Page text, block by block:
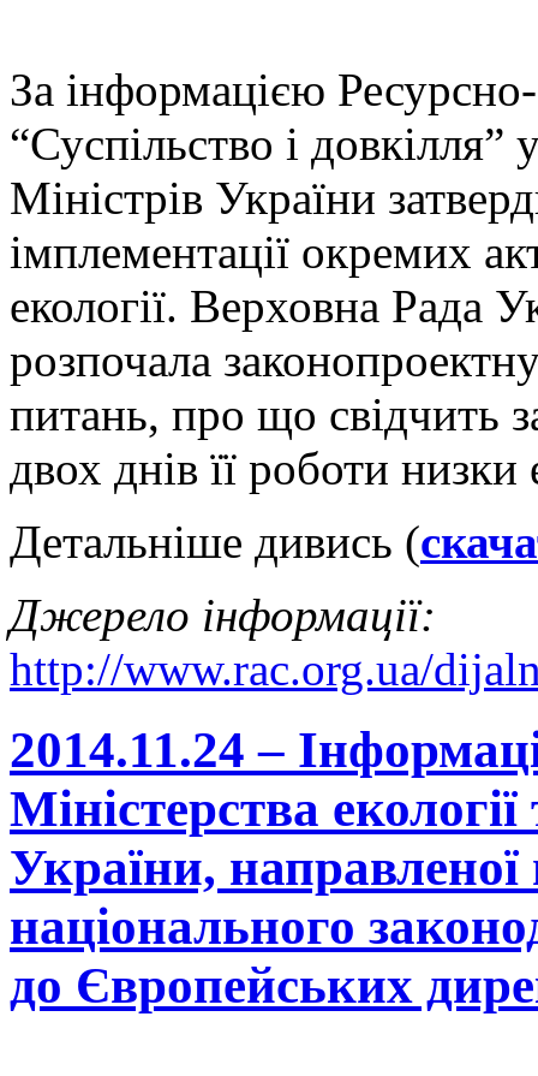
За інформацією
“Суспільство і довкілля”
Міністрів України
імплементації окремих
екології. Верховна Рада
розпочала
питань, про що свідчить
двох днів її роботи
Детальніше дивись (
Джерело інформації:
http://www.rac.org.ua/
2014.11.24 –
Міністерства
України,
національного
до Європейських